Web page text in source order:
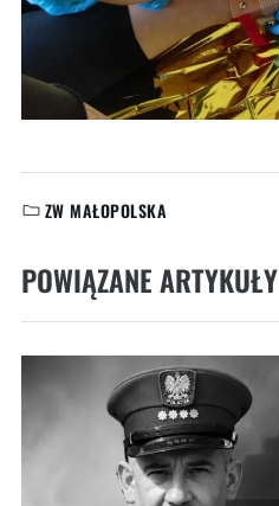
KATEGORIE:
ZW MAŁOPOLSKA
POWIĄZANE ARTYKUŁY